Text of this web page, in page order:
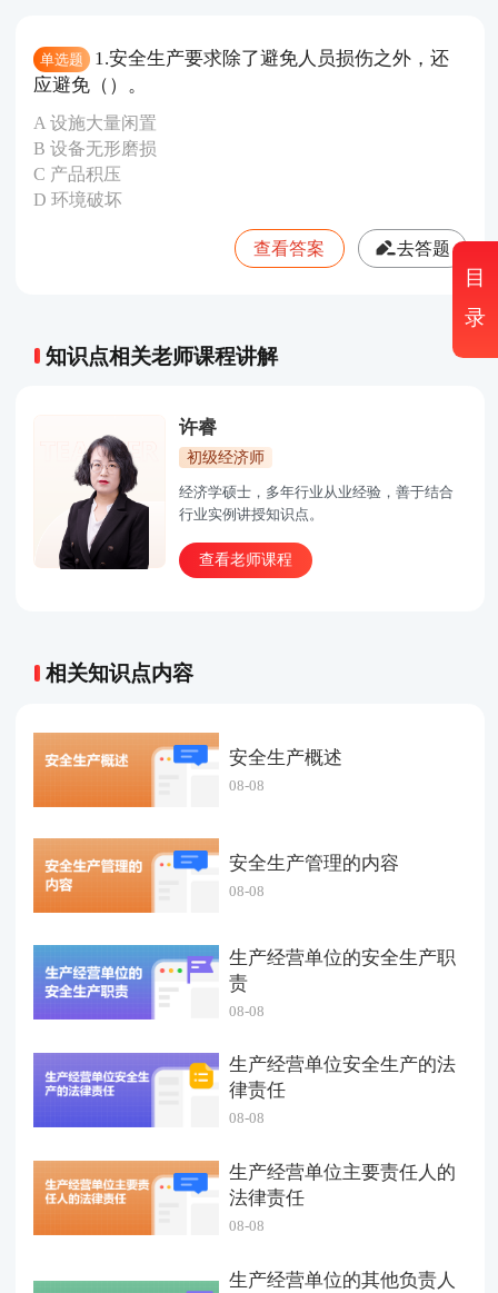
单选题 1.安全生产要求除了避免人员损伤之外，还
应避免（）。
A 设施大量闲置
B 设备无形磨损
C 产品积压
D 环境破坏
查看答案 去答题
知识点相关老师课程讲解
许睿
初级经济师
经济学硕士，多年行业从业经验，善于结合
行业实例讲授知识点。
查看老师课程
相关知识点内容
安全生产概述
08-08
安全生产管理的内容
08-08
生产经营单位的安全生产职
责
08-08
生产经营单位安全生产的法
律责任
08-08
生产经营单位主要责任人的
法律责任
08-08
生产经营单位的其他负责人
目
录